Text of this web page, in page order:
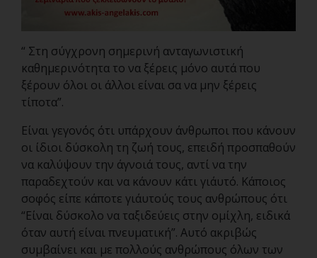
“ Στη σύγχρονη σημερινή ανταγωνιστική
καθημερινότητα το να ξέρεις μόνο αυτά που
ξέρουν όλοι οι άλλοι είναι σα να μην ξέρεις
τίποτα”.
Είναι γεγονός ότι υπάρχουν άνθρωποι που κάνουν
οι ίδιοι δύσκολη τη ζωή τους, επειδή προσπαθούν
να καλύψουν την άγνοιά τους, αντί να την
παραδεχτούν και να κάνουν κάτι γι΄αυτό. Κάποιος
σοφός είπε κάποτε γι΄αυτούς τους ανθρώπους ότι
“Είναι δύσκολο να ταξιδεύεις στην ομίχλη, ειδικά
όταν αυτή είναι πνευματική”. Αυτό ακριβώς
συμβαίνει και με πολλούς ανθρώπους όλων των